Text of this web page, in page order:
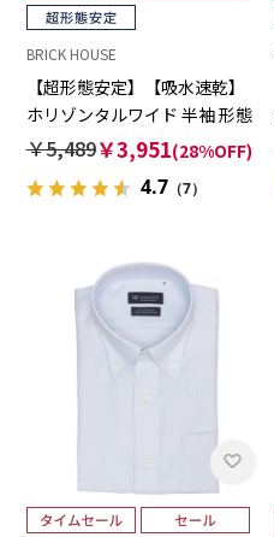
BRICK HOUSE
【超形態安定】【吸水速乾】
ホリゾンタルワイド 半袖 形態
安定 ワイシャツ
￥5,489￥3,951(28%OFF)
4.7（7）